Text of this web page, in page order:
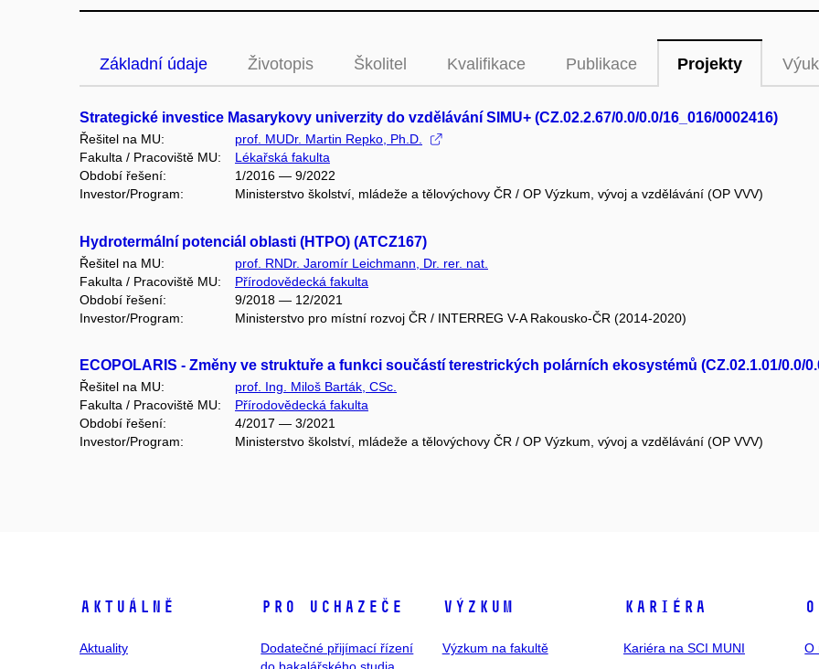
Základní údaje Životopis Školitel Kvalifikace Publikace Projekty
Strategické investice Masarykovy univerzity do vzdělávání SIMU+ (CZ.02.2.67/0.0/0.0/16_016/0002416)
Řešitel na MU:
prof. MUDr. Martin Repko, Ph.D.
Fakulta / Pracoviště MU:
Lékařská fakulta
Období řešení:
1/2016 — 9/2022
Investor/Program:
Ministerstvo školství, mládeže a tělovýchovy ČR / OP Výzkum, vývoj a vzdělávání (OP VVV)
Hydrotermální potenciál oblasti (HTPO) (ATCZ167)
Řešitel na MU:
prof. RNDr. Jaromír Leichmann, Dr. rer. nat.
Fakulta / Pracoviště MU:
Přírodovědecká fakulta
Období řešení:
9/2018 — 12/2021
Investor/Program:
Ministerstvo pro místní rozvoj ČR / INTERREG V-A Rakousko-ČR (2014-2020)
ECOPOLARIS - Změny ve struktuře a funkci součástí terestrických polárních ekosystémů (CZ.02.1.01/0.0/
Řešitel na MU:
prof. Ing. Miloš Barták, CSc.
Fakulta / Pracoviště MU:
Přírodovědecká fakulta
Období řešení:
4/2017 — 3/2021
Investor/Program:
Ministerstvo školství, mládeže a tělovýchovy ČR / OP Výzkum, vývoj a vzdělávání (OP VVV)
Aktuálně
Aktuality
Pro uchazeče
Dodatečné přijímací řízení
do bakalářského studia
Výzkum
Výzkum na fakultě
Kariéra
Kariéra na SCI MUNI
O